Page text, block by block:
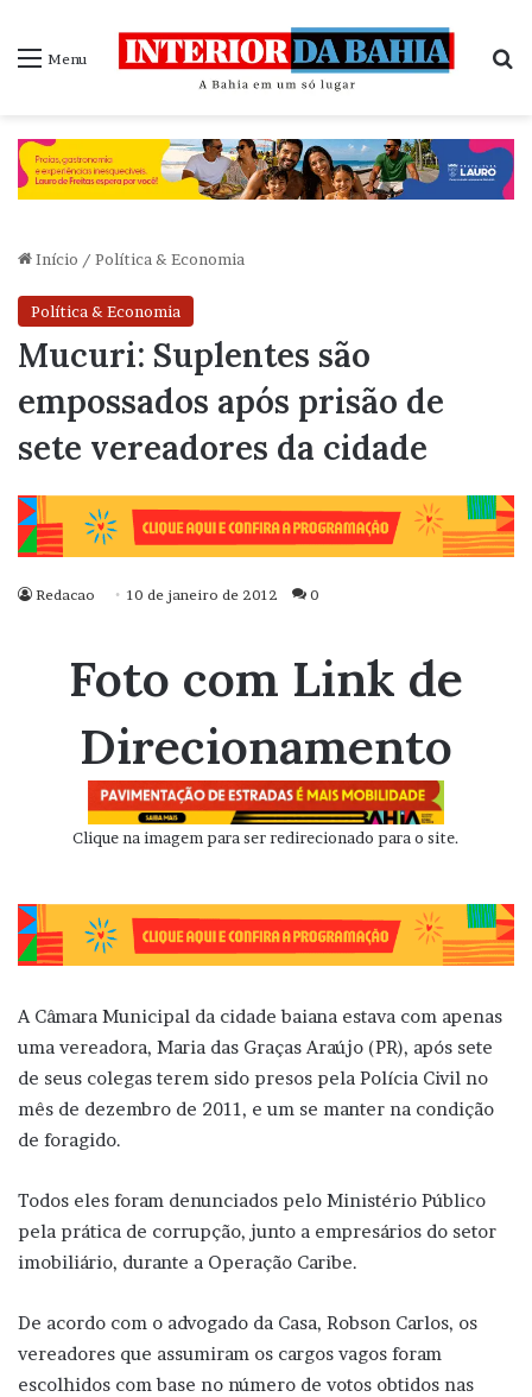
Menu
Início / Política & Economia
Política & Economia
Mucuri: Suplentes são
empossados após prisão de
sete vereadores da cidade
Redacao 10 de janeiro de 2012 0
Foto com Link de
Direcionamento
Clique na imagem para ser redirecionado para o site.
A Câmara Municipal da cidade baiana estava com apenas
uma vereadora, Maria das Graças Araújo (PR), após sete
de seus colegas terem sido presos pela Polícia Civil no
mês de dezembro de 2011, e um se manter na condição
de foragido.
Todos eles foram denunciados pelo Ministério Público
pela prática de corrupção, junto a empresários do setor
imobiliário, durante a Operação Caribe.
De acordo com o advogado da Casa, Robson Carlos, os
vereadores que assumiram os cargos vagos foram
escolhidos com base no número de votos obtidos nas